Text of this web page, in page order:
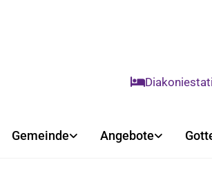

Gemeinde Angebote